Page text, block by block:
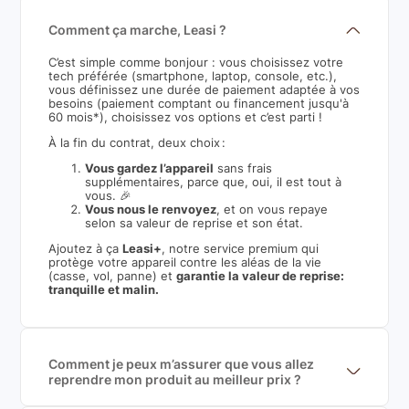
Comment ça marche, Leasi ?
C’est simple comme bonjour : vous choisissez votre
tech préférée (smartphone, laptop, console, etc.),
vous définissez une durée de paiement adaptée à vos
besoins (paiement comptant ou financement jusqu'à
60 mois*), choisissez vos options et c’est parti !
À la fin du contrat, deux choix :
Vous gardez l’appareil sans frais
supplémentaires, parce que, oui, il est tout à
vous. 🎉
Vous nous le renvoyez, et on vous repaye
selon sa valeur de reprise et son état.
Ajoutez à ça Leasi+, notre service premium qui
protège votre appareil contre les aléas de la vie
(casse, vol, panne) etgarantie la valeur de reprise:
tranquille et malin.
Comment je peux m’assurer que vous allez
reprendre mon produit au meilleur prix ?